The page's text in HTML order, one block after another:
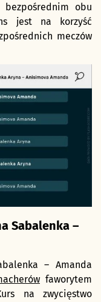
obu
jest na korzyść
meczów
Sabalenka –
– Amanda
faworytem
na zwycięstwo